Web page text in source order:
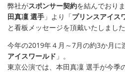
COOLIC
会社概要
弊社がスポンサー契約を結んでおり
田真凜 選手 」より「プリンスアイス
と看板メッセージを頂戴いたしました
今年の2019年４月～7月の約3か月に
アイスワールド 」。
東京公演では、本田真凜 選手が今季